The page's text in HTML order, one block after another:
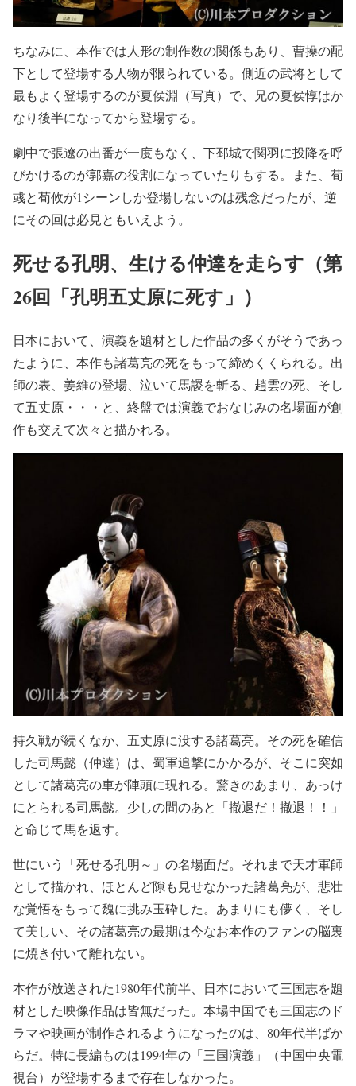
ちなみに、本作では人形の制作数の関係もあり、曹操の配
下として登場する人物が限られている。側近の武将として
最もよく登場するのが夏侯淵（写真）で、兄の夏侯惇はか
なり後半になってから登場する。
劇中で張遼の出番が一度もなく、下邳城で関羽に投降を呼
びかけるのが郭嘉の役割になっていたりもする。また、荀
彧と荀攸が1シーンしか登場しないのは残念だったが、逆
にその回は必見ともいえよう。
死せる孔明、生ける仲達を走らす（第
26回「孔明五丈原に死す」）
日本において、演義を題材とした作品の多くがそうであっ
たように、本作も諸葛亮の死をもって締めくくられる。出
師の表、姜維の登場、泣いて馬謖を斬る、趙雲の死、そし
て五丈原・・・と、終盤では演義でおなじみの名場面が創
作も交えて次々と描かれる。
持久戦が続くなか、五丈原に没する諸葛亮。その死を確信
した司馬懿（仲達）は、蜀軍追撃にかかるが、そこに突如
として諸葛亮の車が陣頭に現れる。驚きのあまり、あっけ
にとられる司馬懿。少しの間のあと「撤退だ！撤退！！」
と命じて馬を返す。
世にいう「死せる孔明～」の名場面だ。それまで天才軍師
として描かれ、ほとんど隙も見せなかった諸葛亮が、悲壮
な覚悟をもって魏に挑み玉砕した。あまりにも儚く、そし
て美しい、その諸葛亮の最期は今なお本作のファンの脳裏
に焼き付いて離れない。
本作が放送された1980年代前半、日本において三国志を題
材とした映像作品は皆無だった。本場中国でも三国志のド
ラマや映画が制作されるようになったのは、80年代半ばか
らだ。特に長編ものは1994年の「三国演義」（中国中央電
視台）が登場するまで存在しなかった。